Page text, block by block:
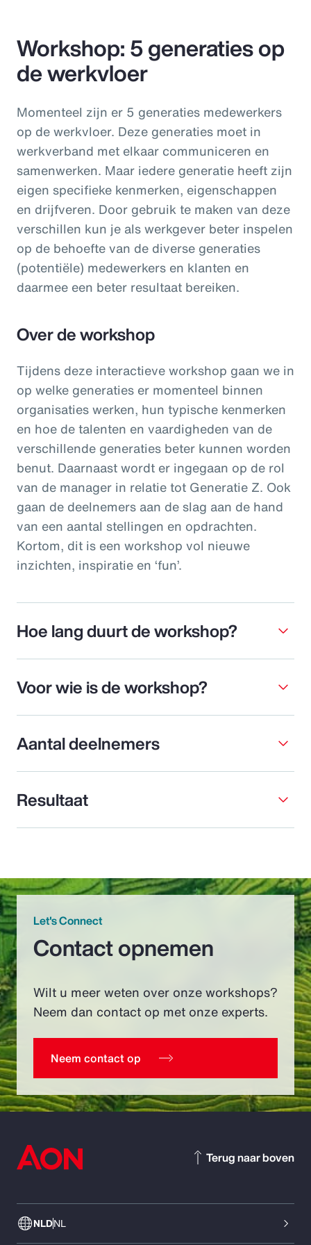
Workshop: 5 generaties op
de werkvloer
Momenteel zijn er 5 generaties medewerkers
op de werkvloer. Deze generaties moet in
werkverband met elkaar communiceren en
samenwerken. Maar iedere generatie heeft zijn
eigen specifieke kenmerken, eigenschappen
en drijfveren. Door gebruik te maken van deze
verschillen kun je als werkgever beter inspelen
op de behoefte van de diverse generaties
(potentiële) medewerkers en klanten en
daarmee een beter resultaat bereiken.
Over de workshop
Tijdens deze interactieve workshop gaan we in
op welke generaties er momenteel binnen
organisaties werken, hun typische kenmerken
en hoe de talenten en vaardigheden van de
verschillende generaties beter kunnen worden
benut. Daarnaast wordt er ingegaan op de rol
van de manager in relatie tot Generatie Z. Ook
gaan de deelnemers aan de slag aan de hand
van een aantal stellingen en opdrachten.
Kortom, dit is een workshop vol nieuwe
inzichten, inspiratie en ‘fun’.
Hoe lang duurt de workshop?
Voor wie is de workshop?
Aantal deelnemers
Resultaat
Let's Connect
Contact opnemen
Wilt u meer weten over onze workshops?
Neem dan contact op met onze experts.
Neem contact op
NLDNL
Terug naar boven